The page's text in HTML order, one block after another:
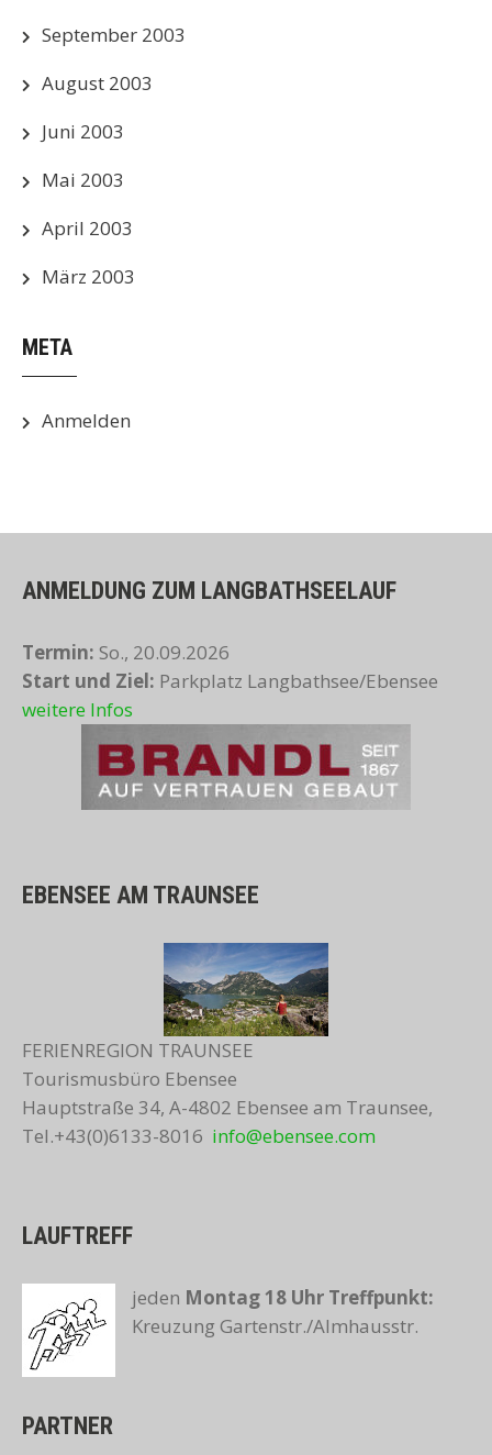
September 2003
August 2003
Juni 2003
Mai 2003
April 2003
März 2003
META
Anmelden
ANMELDUNG ZUM LANGBATHSEELAUF
Termin: So., 20.09.2026
Start und Ziel: Parkplatz Langbathsee/Ebensee
weitere Infos
EBENSEE AM TRAUNSEE
FERIENREGION TRAUNSEE
Tourismusbüro Ebensee
Hauptstraße 34, A-4802 Ebensee am Traunsee,
Tel.+43(0)6133-8016 info@ebensee.com
LAUFTREFF
jeden Montag 18 Uhr Treffpunkt:
Kreuzung Gartenstr./Almhausstr.
PARTNER